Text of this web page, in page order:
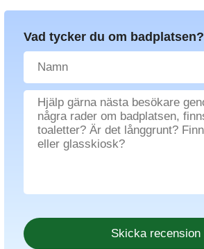
Vad tycker du om badplatsen?